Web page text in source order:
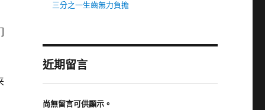
三分之一生齒無力負擔
近期留言
尚無留言可供顯示。